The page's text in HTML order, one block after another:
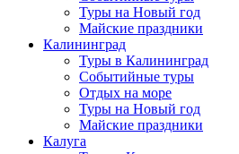
Туры на Новый год
Майские праздники
Калининград
Туры в Калининград
Событийные туры
Отдых на море
Туры на Новый год
Майские праздники
Калуга